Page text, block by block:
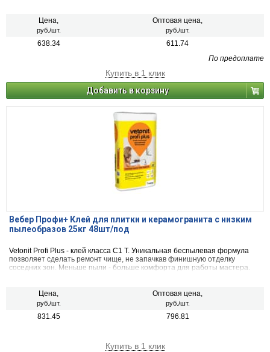
Цена,
руб./шт.
Оптовая цена,
руб./шт.
638.34
611.74
По предоплате
Купить в 1 клик
Добавить в корзину
Вебер Профи+ Клей для плитки и керамогранита с низким
пылеобразов 25кг 48шт/под
Vetonit Profi Plus - клей класса С1 Т. Уникальная беспылевая формула
позволяет сделать ремонт чище, не запачкав финишную отделку
соседних зон. Меньше пыли - больше комфорта для работы мастера.
45х45 см на стены и до 60х60 см на пол. Совместим с гидроизоляцией,
надёжен в эксплуатации влажных помещений.
Цена,
руб./шт.
Оптовая цена,
руб./шт.
831.45 796.81
Купить в 1 клик